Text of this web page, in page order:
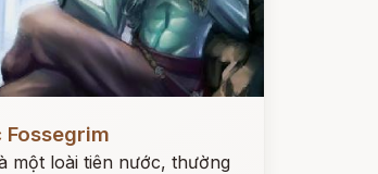
Fossegrim
một loài tiên nước, thường